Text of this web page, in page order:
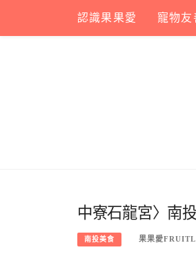
content
認識果果愛 寵物友
中寮石龍宮〉南
南投美食 果果愛